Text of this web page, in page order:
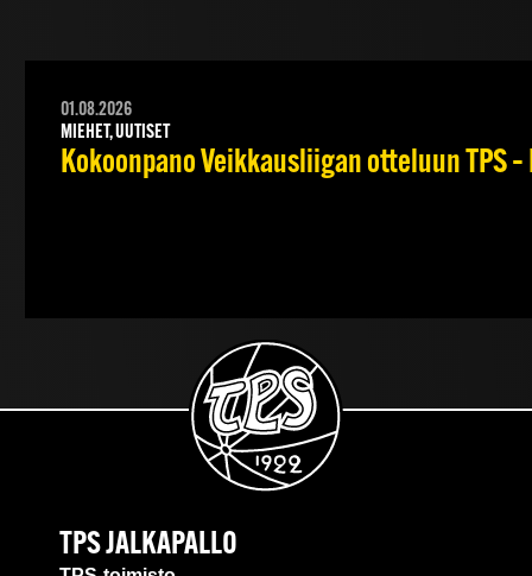
01.08.2026
MIEHET, UUTISET
Kokoonpano Veikkausliigan otteluun TPS
TPS JALKAPALLO